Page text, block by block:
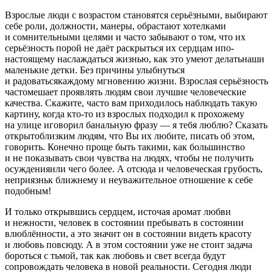
Взрослые люди с возрастом становятся серьёзными, выбирают
себе роли, должности, манеры, обрастают хотелками
и сомнительными целями и часто забывают о том, что их
серьёзность порой не даёт раскрыться их сердцам ипо-
настоящему наслаждаться жизнью, как это умеют делатьнаши
маленькие детки. Без причины улыбнуться
и радоватьсякаждому мгновению жизни. Взрослая серьёзность
частомешает проявлять людям свои лучшие человеческие
качества. Скажите, часто вам приходилось наблюдать такую
картину, когда кто-то из взрослых подходил к прохожему
на улице иговорил банальную фразу — я тебя люблю? Сказать
открытоблизким людям, что Вы их любите, писать об этом,
говорить. Конечно проще быть такими, как большинство
и не показывать свои чувства на людях, чтобы не получить
осужденияили чего более. А отсюда и человеческая грубость,
неприязньк ближнему и неуважительное отношение к себе
подобным!
И только открывшись сердцем, источая аромат любви
и нежности, человек в состоянии пребывать в состоянии
влюблённости, а это значит он в состоянии видеть красоту
и любовь повсюду. А в этом состоянии уже не стоит задача
бороться с тьмой, так как любовь и свет всегда будут
сопровождать человека в новой реальности. Сегодня люди